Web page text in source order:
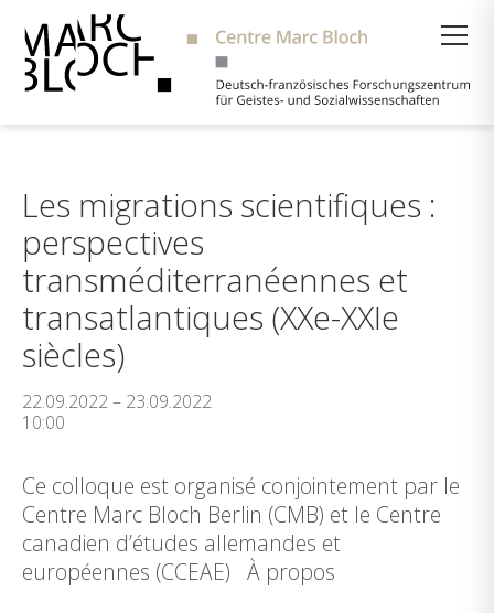
Les migrations scientifiques :
perspectives
transméditerranéennes et
transatlantiques (XXe-XXIe
siècles)
22.09.2022 – 23.09.2022
10:00
Ce colloque est organisé conjointement par le
Centre Marc Bloch Berlin (CMB) et le Centre
canadien d’études allemandes et
européennes (CCEAE) À propos